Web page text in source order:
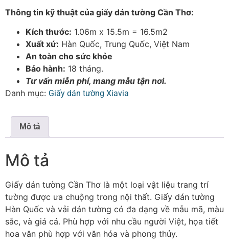
Thông tin kỹ thuật của giấy dán tường Cần Thơ:
Kích thước: 1.06m x 15.5m = 16.5m2
Xuất xứ: Hàn Quốc, Trung Quốc, Việt Nam
An toàn cho sức khỏe
Bảo hành: 18 tháng.
Tư vấn miễn phí, mang mẫu tận nơi.
Danh mục: Giấy dán tường Xiavia
Mô tả
Mô tả
Giấy dán tường Cần Thơ là một loại vật liệu trang trí
tường được ưa chuộng trong nội thất. Giấy dán tường
Hàn Quốc và vải dán tường có đa dạng về mẫu mã, màu
sắc, và giá cả. Phù hợp với nhu cầu người Việt, họa tiết
hoa văn phù hợp với văn hóa và phong thủy.